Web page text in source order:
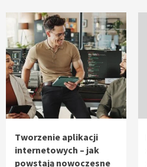
Tworzenie aplikacji
internetowych – jak
powstają nowoczesne